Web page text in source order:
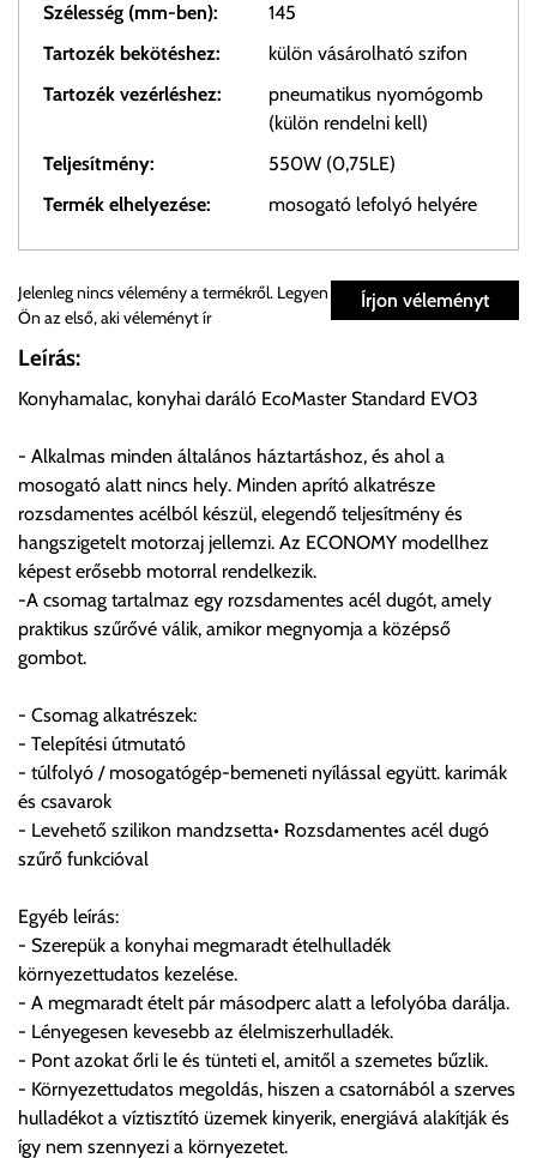
Szélesség (mm-ben):
145
Tartozék bekötéshez:
külön vásárolható szifon
Tartozék vezérléshez:
pneumatikus nyomógomb
(külön rendelni kell)
Teljesítmény:
550W (0,75LE)
Termék elhelyezése:
mosogató lefolyó helyére
Személyes átvétel:
Önnek lehetősége van rendelését a beérkezést követően
ingyenesen átvenni Budapesti Cégcsoportunk Stúdiójában
előre egyeztetett időpontban.
Cím:1133 Budapest, Váci út 100.
Szállítási díjak:
Az oldalunkon rendelés esetén, amennyiben szállítást is kér,
úgy esetenként több lehetőséget ajánl fel a program. Kérjük, a
vásárolt árú figyelembevételével az önnek megfelelő szállítási
költséget válassza ki.
automatikusan nem ajánl fel szállítási költséget, úgy válassza
a 0.- forintos szállítást, kollégáink megvizsgálják a vásárolt
termék adatait, majd visszaigazolják a szállítás költségét.
Ingyenes szállítási lehetőség nincs!
Egyes termékek súlyát a program nem ismeri, rendelés esetén
gondoltnál magasabb értékben igazoljuk vissza, úgy a
visszaigazolástól számított 24 órán belül a terméket
lemondhatja, vagy kérheti a személyes átvételre való
módosítását.
FIGYELEM!!
KERÁMIA TERMÉKEK SZÁLLÍTATÁSA NEM, VAGY CSAK
A MEGRENDELŐ KIFEJEZETT KÉRÉSÉRE ÉS
FELELŐSSÉGÉRE LEHETSÉGES!!
Írjon véleményt
Jelenleg nincs vélemény a termékről. Legyen
Ön az első, aki véleményt ír
Leírás:
Konyhamalac, konyhai daráló EcoMaster Standard EVO3
- Alkalmas minden általános háztartáshoz, és ahol a
mosogató alatt nincs hely. Minden aprító alkatrésze
rozsdamentes acélból készül, elegendő teljesítmény és
hangszigetelt motorzaj jellemzi. Az ECONOMY modellhez
képest erősebb motorral rendelkezik.
-A csomag tartalmaz egy rozsdamentes acél dugót, amely
praktikus szűrővé válik, amikor megnyomja a középső
gombot.
- Csomag alkatrészek:
- Telepítési útmutató
- túlfolyó / mosogatógép-bemeneti nyílással együtt. karimák
és csavarok
- Levehető szilikon mandzsetta• Rozsdamentes acél dugó
szűrő funkcióval
Egyéb leírás:
- Szerepük a konyhai megmaradt ételhulladék
környezettudatos kezelése.
- A megmaradt ételt pár másodperc alatt a lefolyóba darálja.
- Lényegesen kevesebb az élelmiszerhulladék.
- Pont azokat őrli le és tünteti el, amitől a szemetes bűzlik.
- Környezettudatos megoldás, hiszen a csatornából a szerves
hulladékot a víztisztító üzemek kinyerik, energiává alakítják és
így nem szennyezi a környezetet.